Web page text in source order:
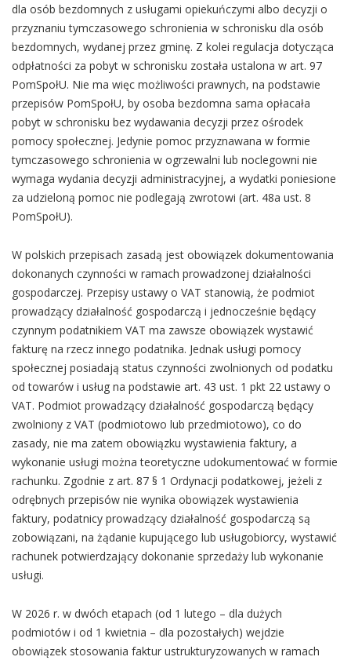
dla osób bezdomnych z usługami opiekuńczymi albo decyzji o
przyznaniu tymczasowego schronienia w schronisku dla osób
bezdomnych, wydanej przez gminę. Z kolei regulacja dotycząca
odpłatności za pobyt w schronisku została ustalona w art. 97
PomSpołU. Nie ma więc możliwości prawnych, na podstawie
przepisów PomSpołU, by osoba bezdomna sama opłacała
pobyt w schronisku bez wydawania decyzji przez ośrodek
pomocy społecznej. Jedynie pomoc przyznawana w formie
tymczasowego schronienia w ogrzewalni lub noclegowni nie
wymaga wydania decyzji administracyjnej, a wydatki poniesione
za udzieloną pomoc nie podlegają zwrotowi (art. 48a ust. 8
PomSpołU).
W polskich przepisach zasadą jest obowiązek dokumentowania
dokonanych czynności w ramach prowadzonej działalności
gospodarczej. Przepisy ustawy o VAT stanowią, że podmiot
prowadzący działalność gospodarczą i jednocześnie będący
czynnym podatnikiem VAT ma zawsze obowiązek wystawić
fakturę na rzecz innego podatnika. Jednak usługi pomocy
społecznej posiadają status czynności zwolnionych od podatku
od towarów i usług na podstawie art. 43 ust. 1 pkt 22 ustawy o
VAT. Podmiot prowadzący działalność gospodarczą będący
zwolniony z VAT (podmiotowo lub przedmiotowo), co do
zasady, nie ma zatem obowiązku wystawienia faktury, a
wykonanie usługi można teoretyczne udokumentować w formie
rachunku. Zgodnie z art. 87 § 1 Ordynacji podatkowej, jeżeli z
odrębnych przepisów nie wynika obowiązek wystawienia
faktury, podatnicy prowadzący działalność gospodarczą są
zobowiązani, na żądanie kupującego lub usługobiorcy, wystawić
rachunek potwierdzający dokonanie sprzedaży lub wykonanie
usługi.
W 2026 r. w dwóch etapach (od 1 lutego – dla dużych
podmiotów i od 1 kwietnia – dla pozostałych) wejdzie
obowiązek stosowania faktur ustrukturyzowanych w ramach